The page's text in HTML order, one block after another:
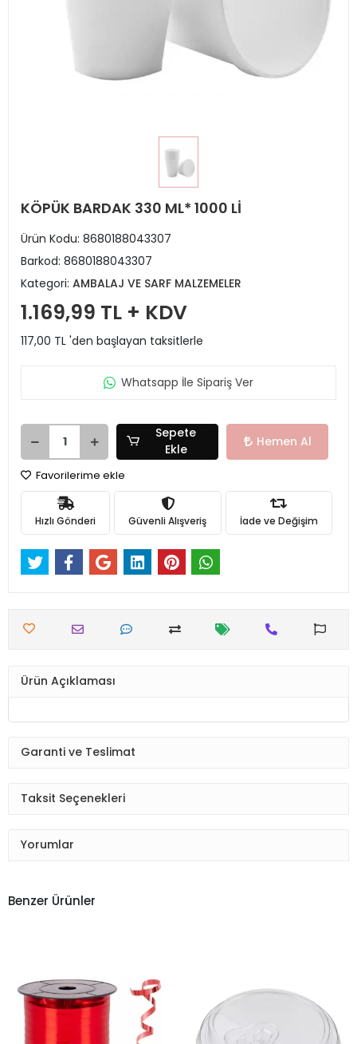
KÖPÜK BARDAK 330 ML* 1000 Lİ
Ürün Kodu: 8680188043307
Barkod: 8680188043307
Kategori: AMBALAJ VE SARF MALZEMELER
1.169,99 TL + KDV
117,00 TL 'den başlayan taksitlerle
Whatsapp İle Sipariş Ver
Sepete
Ekle
Hemen Al
Favorilerime ekle
Hızlı Gönderi Güvenli Alışveriş İade ve Değişim
Ürün Açıklaması
Garanti ve Teslimat
Taksit Seçenekleri
Yorumlar
Benzer Ürünler